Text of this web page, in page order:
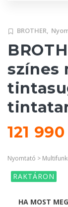
BROTHER,
színes
121
Nyomtató >
RAKTÁRON
HA MOST